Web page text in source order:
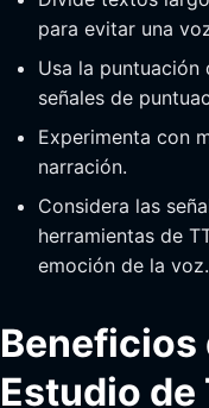
para evitar una
Usa la puntuación
señales de
Experimenta con
narración.
Considera las
herramientas de
emoción de la voz.
Beneficios
Estudio de